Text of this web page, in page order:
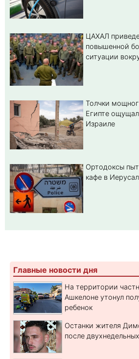
ЦАХАЛ
повышенной
ситуации
Толчки
Египте
Израиле
Ортодоксы
кафе в
Главные новости дня
На территории
Ашкелоне утонул
ребенок
Останки жителя
после